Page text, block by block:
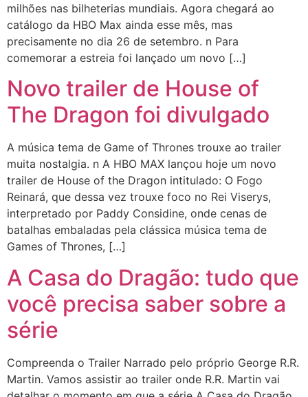
milhões nas bilheterias mundiais. Agora chegará ao
catálogo da HBO Max ainda esse mês, mas
precisamente no dia 26 de setembro. n Para
comemorar a estreia foi lançado um novo […]
Novo trailer de House of
The Dragon foi divulgado
A música tema de Game of Thrones trouxe ao trailer
muita nostalgia. n A HBO MAX lançou hoje um novo
trailer de House of the Dragon intitulado: O Fogo
Reinará, que dessa vez trouxe foco no Rei Viserys,
interpretado por Paddy Considine, onde cenas de
batalhas embaladas pela clássica música tema de
Games of Thrones, […]
A Casa do Dragão: tudo que
você precisa saber sobre a
série
Compreenda o Trailer Narrado pelo próprio George R.R.
Martin. Vamos assistir ao trailer onde R.R. Martin vai